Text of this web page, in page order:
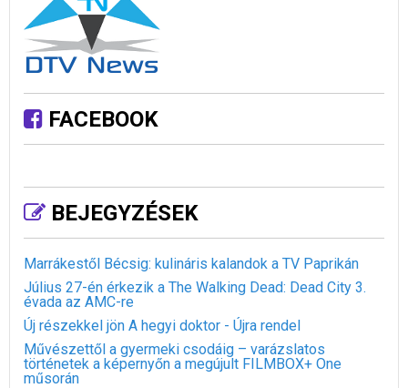
FACEBOOK
BEJEGYZÉSEK
Marrákestől Bécsig: kulináris kalandok a TV Paprikán
Július 27-én érkezik a The Walking Dead: Dead City 3.
évada az AMC-re
Új részekkel jön A hegyi doktor - Újra rendel
Művészettől a gyermeki csodáig – varázslatos
történetek a képernyőn a megújult FILMBOX+ One
műsorán